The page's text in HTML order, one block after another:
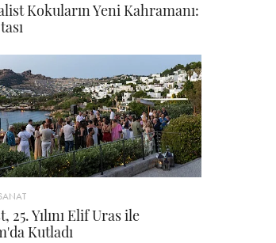
Kokuların Yeni Kahramanı:
25. Yılını Elif Uras ile
Kutladı